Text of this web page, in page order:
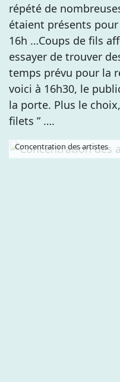
répété de
étaient présents
16h …Coups de fils
essayer de trouver
temps prévu pour la
voici à 16h30, le
la porte. Plus le
filets ” ….
Concentration des artistes